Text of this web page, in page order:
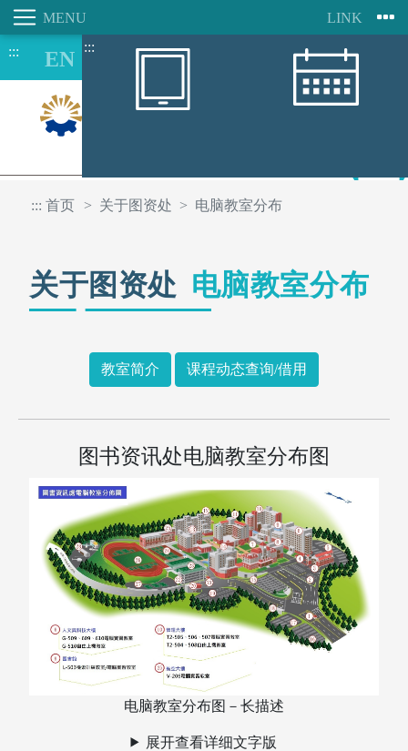
:::
跳
主
要
内
:::
行动朝阳APP 图书馆空间座位预约
::: 首页 关于图资处 电脑教室分布
关于图资处 电脑教室分布
教室简介 课程动态查询/借用
图书资讯处电脑教室分布图
电脑教室分布图－长描述
展开查看详细文字版